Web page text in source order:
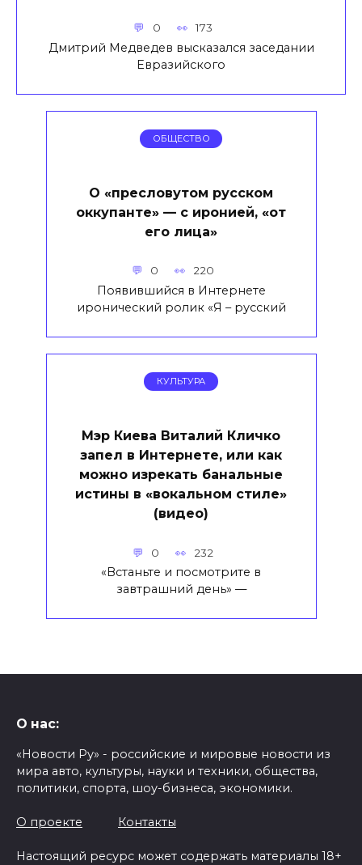
0 173
Дмитрий Медведев высказался заседании
Евразийского
ОБЩЕСТВО
О «пресловутом русском
оккупанте» — с иронией, «от
его лица»
0 220
Появившийся в Интернете
иронический ролик «Я – русский
КУЛЬТУРА
Мэр Киева Виталий Кличко
запел в Интернете, или как
можно изрекать банальные
истины в «вокальном стиле»
(видео)
0 232
«Встаньте и посмотрите в
завтрашний день» —
О нас:
«Новости Ру» - российские и мировые новости из
мира авто, культуры, науки и техники, общества,
политики, спорта, шоу-бизнеса, экономики.
О проекте Контакты
Настоящий ресурс может содержать материалы 18+